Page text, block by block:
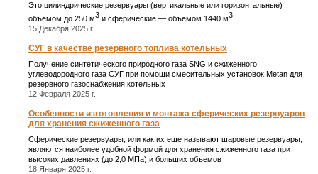
Это цилиндрические резервуары (вертикальные или горизонтальные)
объемом до 250 м3 и сферические ― объемом 1440 м3
15 Декабря 2025 г.
СУГ в качестве резервного топлива котельных
Получение синтетического природного газа SNG и сжиженного
углеводородного газа СУГ при помощи смесительных установок Metan для
резервного газоснабжения котельных
12 Февраля 2025 г.
Особенности изготовления и монтажа сферических резервуаров
для хранения сжиженного газа
Сферические резервуары, или как их еще называют шаровые резервуары,
являются наиболее удобной формой для хранения сжиженного газа при
высоких давлениях (до 2,0 МПа) и больших объемов
18 Января 2025 г.